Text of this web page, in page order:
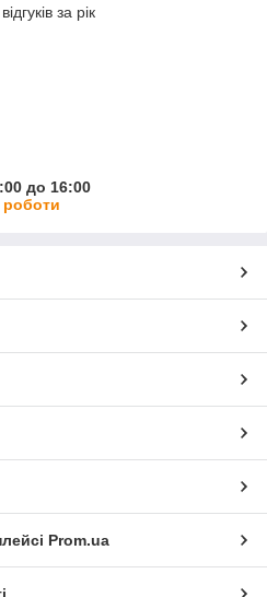
за рік
до 16:00
роботи
Prom.ua